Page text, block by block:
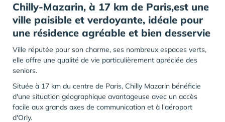
Chilly-Mazarin, à 17 km de Paris,est une
ville paisible et verdoyante, idéale pour
une résidence agréable et bien desservie
Ville réputée pour son charme, ses nombreux espaces verts,
elle offre une qualité de vie particulièrement apréciée des
seniors.
Située à 17 km du centre de Paris, Chilly Mazarin bénéficie
d'une situation géographique avantageuse avec un accès
facile aux grands axes de communication et à l'aéroport
d'Orly.